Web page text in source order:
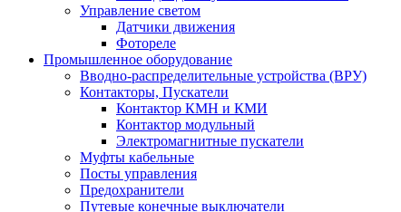
Управление светом
Датчики движения
Фотореле
Промышленное оборудование
Вводно-распределительные устройства (ВРУ)
Контакторы, Пускатели
Контактор КМН и КМИ
Контактор модульный
Электромагнитные пускатели
Муфты кабельные
Посты управления
Предохранители
Путевые конечные выключатели